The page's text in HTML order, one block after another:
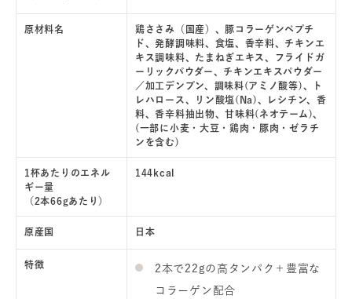
原材料名
鶏ささみ（国産）、豚コラーゲンペプチ
ド、発酵調味料、食塩、香辛料、チキンエ
キス調味料、たまねぎエキス、フライドガ
ーリックパウダー、チキンエキスパウダー
／加工デンプン、調味料(アミノ酸等)、ト
レハロース、リン酸塩(Na)、レシチン、香
料、香辛料抽出物、甘味料(ネオテーム)、
(一部に小麦・大豆・鶏肉・豚肉・ゼラチ
ンを含む)
1杯あたりのエネル
ギー量
（2本66gあたり）
144kcal
原産国 日本
特徴
2本で22gの高タンパク＋豊富な
コラーゲン配合